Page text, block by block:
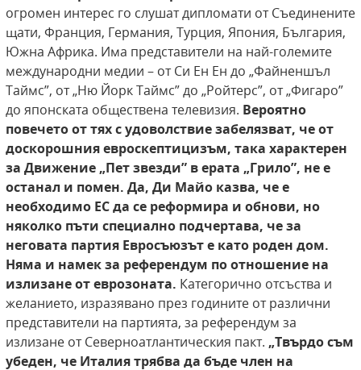
огромен интерес го слушат дипломати от Съединените
щати, Франция, Германия, Турция, Япония, България,
Южна Африка. Има представители на най-големите
международни медии – от Си Ен Ен до „Файненшъл
Таймс”, от „Ню Йорк Таймс” до „Ройтерс”, от „Фигаро”
до японската обществена телевизия. Вероятно
повечето от тяхс удоволствие забелязват, че от
доскорошнияевроскептицизъм, така характерен
за Движение „Пет звезди” в ерата „Грило”, не е
останал и помен. Да, Ди Майо казва, че е
необходимо ЕС да се реформира и обнови, но
няколко пъти специално подчертава, че за
неговата партия Евросъюзът е като роден дом.
Няма и намекза референдум по отношение на
излизане отеврозоната. Категорично отсъства и
желанието, изразявано през годините от различни
представители на партията, за референдум за
излизане от Северноатлантическия пакт. „Твърдо съм
убеден, че Италиятрябва да бъде член на